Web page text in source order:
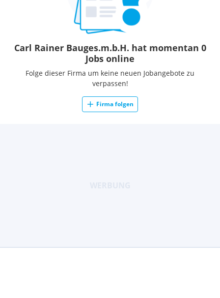
Carl Rainer Bauges.m.b.H. hat momentan 0
Jobs online
Folge dieser Firma um keine neuen Jobangebote zu
verpassen!
Firma folgen